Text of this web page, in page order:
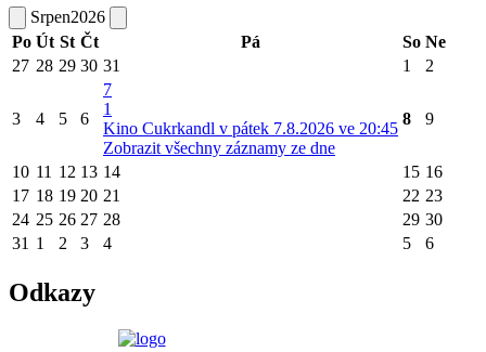
Srpen2026
Po Út St Čt Pá So Ne
27 28 29 30 31 1 2
3 4 5 6
7
1
Kino Cukrkandl v pátek 7.8.2026 ve 20:45
Zobrazit všechny záznamy ze dne
8 9
10 11 12 13 14 15 16
17 18 19 20 21 22 23
24 25 26 27 28 29 30
31 1 2 3 4 5 6
Odkazy